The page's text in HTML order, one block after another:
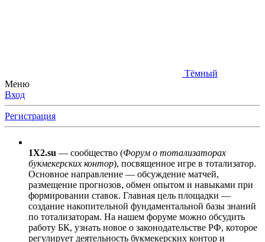
Тёмный
Меню
Вход
Регистрация
1X2.su — сообщество (Форум о тотализаторах
букмекерских контор), посвященное игре в тотализатор.
Основное направление — обсуждение матчей,
размещение прогнозов, обмен опытом и навыками при
формировании ставок. Главная цель площадки —
создание накопительной фундаментальной базы знаний
по тотализаторам. На нашем форуме можно обсудить
работу БК, узнать новое о законодательстве РФ, которое
регулирует деятельность букмекерских контор и